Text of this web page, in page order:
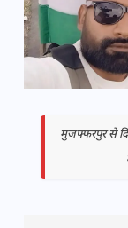
मुजफ्फरपुर से